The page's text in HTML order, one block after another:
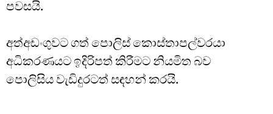
පවසයි.
අත්අඩංගුවට ගත් පොලිස් කොස්තාපල්වරයා
අධිකරණයට ඉදිරිපත් කිරීමට නියමිත බව
පොලිසිය වැඩිදුරටත් සඳහන් කරයි.